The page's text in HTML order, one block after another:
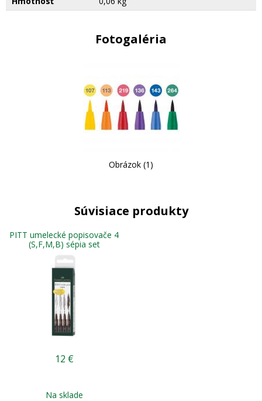
Fotogaléria
Obrázok (1)
Súvisiace produkty
PITT umelecké popisovače 4
(S,F,M,B) sépia set
12 €
Na sklade